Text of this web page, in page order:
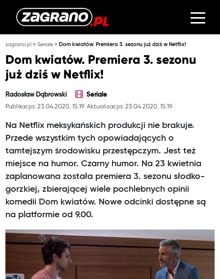
zagrano.pl »Seriale »Dom kwiatów. Premiera 3. sezonu już dziś w Netflix!
Dom kwiatów. Premiera 3. sezonu
już dziś w Netflix!
Radosław Dąbrowski Seriale
Publikacja: 23.04.2020, 15:19 Aktualizacja: 23.04.2020, 15:19
Na Netflix meksykańskich produkcji nie brakuje.
Przede wszystkim tych opowiadających o
tamtejszym środowisku przestępczym. Jest też
miejsce na humor. Czarny humor. Na 23 kwietnia
zaplanowana została premiera 3. sezonu słodko-
gorzkiej, zbierającej wiele pochlebnych opinii
komedii Dom kwiatów. Nowe odcinki dostępne są
na platformie od 9.00.